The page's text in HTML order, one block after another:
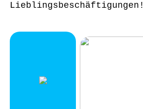
Lieblingsbeschäftigungen!